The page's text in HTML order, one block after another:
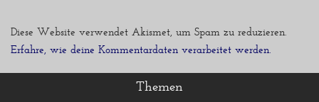
Diese Website verwendet Akismet, um Spam zu reduzieren.
Erfahre, wie deine Kommentardaten verarbeitet werden.
Themen